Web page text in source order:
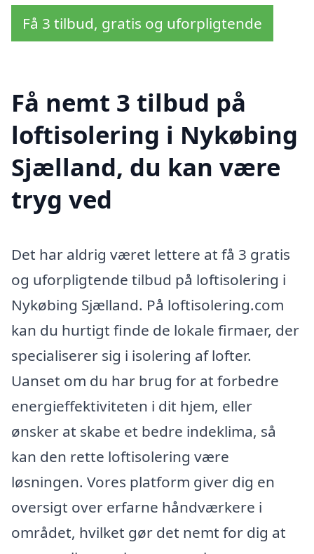
Få 3 tilbud, gratis og uforpligtende
Få nemt 3 tilbud på
loftisolering i Nykøbing
Sjælland, du kan være
tryg ved
Det har aldrig været lettere at få 3 gratis
og uforpligtende tilbud på loftisolering i
Nykøbing Sjælland. På loftisolering.com
kan du hurtigt finde de lokale firmaer, der
specialiserer sig i isolering af lofter.
Uanset om du har brug for at forbedre
energieffektiviteten i dit hjem, eller
ønsker at skabe et bedre indeklima, så
kan den rette loftisolering være
løsningen. Vores platform giver dig en
oversigt over erfarne håndværkere i
området, hvilket gør det nemt for dig at